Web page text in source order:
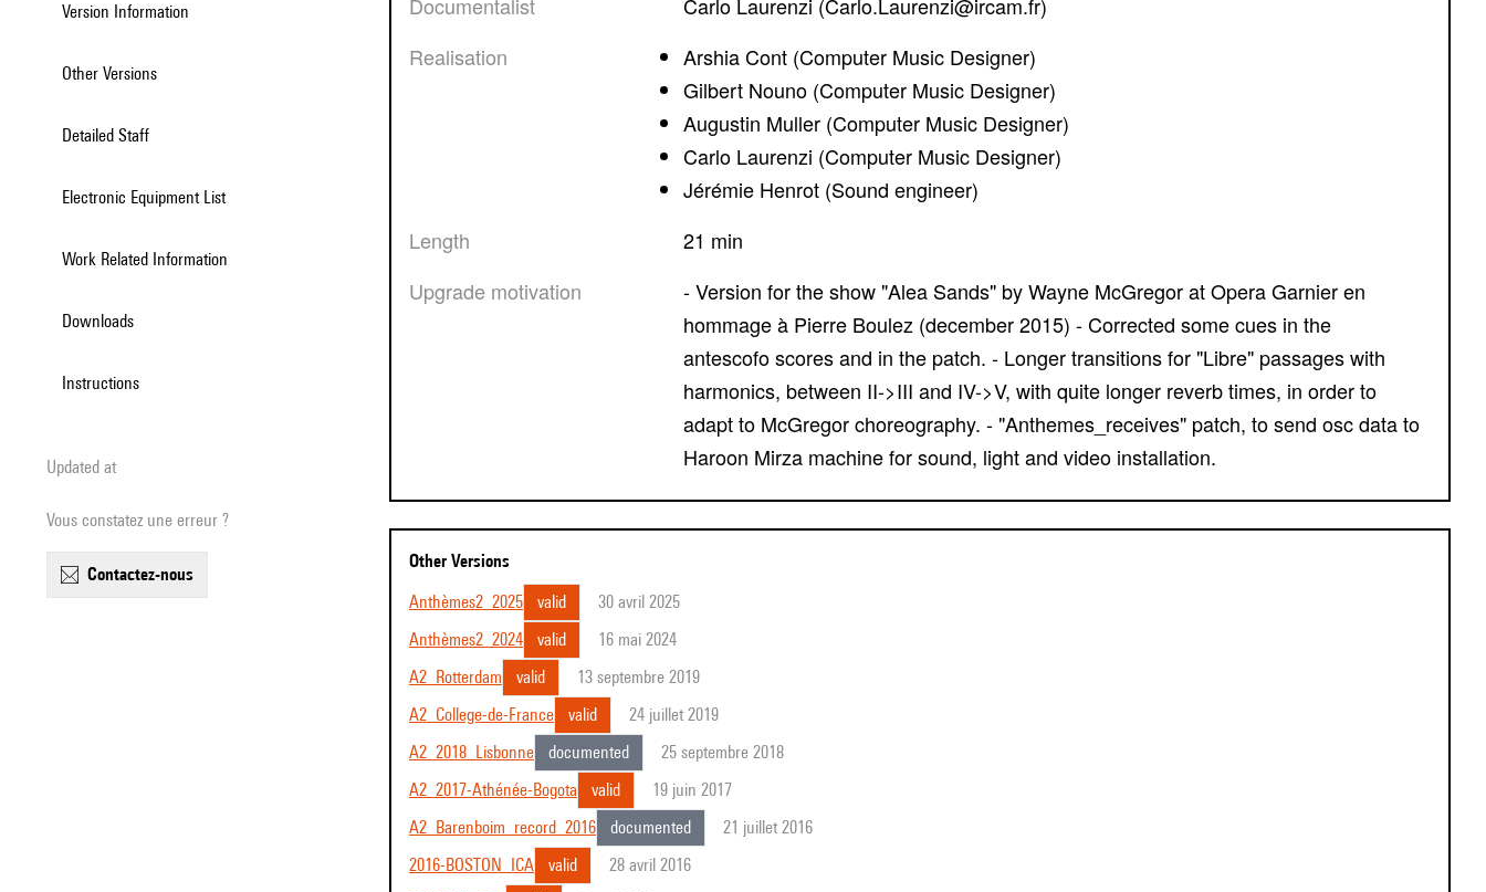
Version Information
Other Versions
Detailed Staff
Electronic Equipment List
Work Related Information
Downloads
Instructions
Updated at
Vous constatez une erreur ?
contactez-nous
Realisation
Arshia Cont (Computer Music Designer)
Gilbert Nouno (Computer Music Designer)
Augustin Muller (Computer Music Designer)
Carlo Laurenzi (Computer Music Designer)
Jérémie Henrot (Sound engineer)
Length
21 min
Upgrade motivation
- Version for the show "Alea Sands" by Wayne McGregor at Opera Garnier en
hommage à Pierre Boulez (december 2015) - Corrected some cues in the
antescofo scores and in the patch. - Longer transitions for "Libre" passages with
harmonics, between II->III and IV->V, with quite longer reverb times, in order to
adapt to McGregor choreography. - "Anthemes_receives" patch, to send osc data to
Haroon Mirza machine for sound, light and video installation.
Other Versions
Anthèmes2_2025
valid
30 avril 2025
Anthèmes2_2024
valid
16 mai 2024
A2_Rotterdam
valid
13 septembre 2019
A2_College-de-France
valid
24 juillet 2019
A2_2018_Lisbonne
documented
25 septembre 2018
A2_2017-Athénée-Bogota
valid
19 juin 2017
A2_Barenboim_record_2016
documented
21 juillet 2016
2016-BOSTON_ICA
valid
28 avril 2016